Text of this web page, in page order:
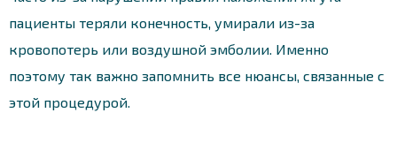
пациенты теряли конечность, умирали из-за
кровопотерь или воздушной эмболии. Именно
поэтому так важно запомнить все нюансы, связанные с
этой процедурой.